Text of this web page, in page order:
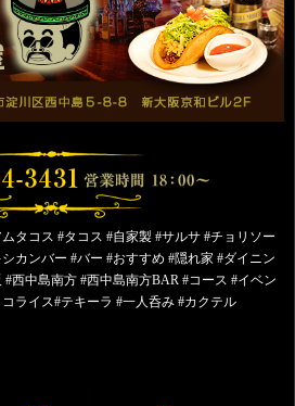
タコス #タコス #自家製 #サルサ #チョリソー
カンバー #バー #おすすめ #隠れ家 #ダイニン
#西中島南方 #西中島南方BAR #コース #イベン
ライス#テキーラ #一人呑み #カクテル